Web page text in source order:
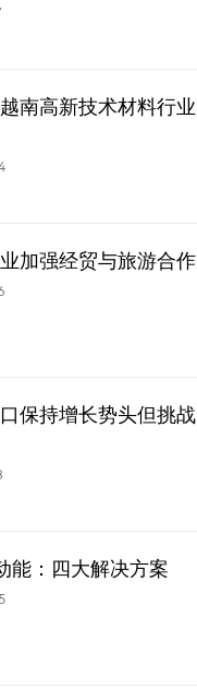
南高新技术材料行业
加强经贸与旅游合作
保持增长势头但挑战
能：四大解决方案